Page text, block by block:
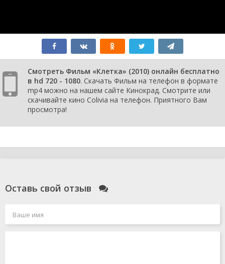
Смотреть Фильм «Клетка» (2010) онлайн бесплатно
в hd 720 - 1080. Скачать Фильм на телефон в формате
mp4 можно на нашем сайте Кинокрад. Смотрите или
скачивайте кино Colivia на телефон. Приятного Вам
просмотра!
Оставь свой отзыв